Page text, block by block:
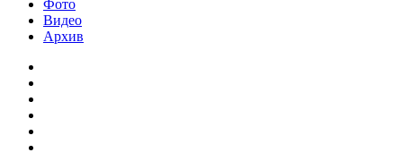
Фото
Видео
Архив